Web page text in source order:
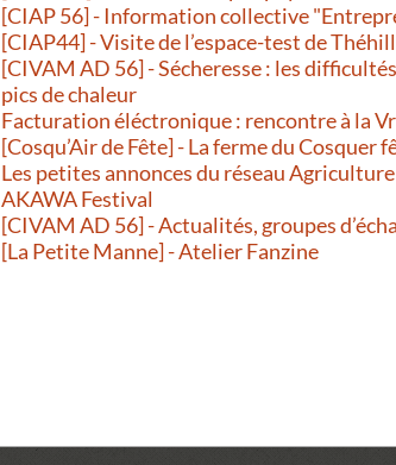
[CIAP 56] - Information collective
[CIAP44] - Visite de l’espace-test de
[CIVAM AD 56] - Sécheresse : les
pics de chaleur
Facturation éléctronique : rencontre à la
[Cosqu’Air de Fête] - La ferme du Cosquer
Les petites annonces du réseau
AKAWA Festival
[CIVAM AD 56] - Actualités, groupes
[La Petite Manne] - Atelier Fanzine